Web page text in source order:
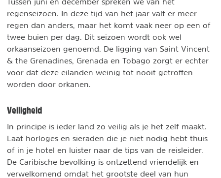
regenseizoen. In deze tijd van het jaar valt er meer
regen dan anders, maar het komt vaak neer op een of
twee buien per dag. Dit seizoen wordt ook wel
orkaanseizoen genoemd. De ligging van Saint Vincent
& the Grenadines, Grenada en Tobago zorgt er echter
voor dat deze eilanden weinig tot nooit getroffen
worden door orkanen.
Veiligheid
In principe is ieder land zo veilig als je het zelf maakt.
Laat horloges en sieraden die je niet nodig hebt thuis
of in je hotel en luister naar de tips van de reisleider.
De Caribische bevolking is ontzettend vriendelijk en
verwelkomend omdat het grootste deel van hun